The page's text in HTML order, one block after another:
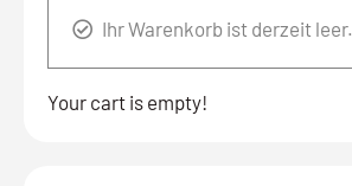
Ihr Warenkorb ist derzeit leer.
Your cart is empty!